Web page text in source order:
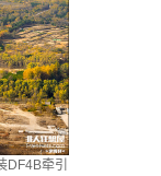
牵引